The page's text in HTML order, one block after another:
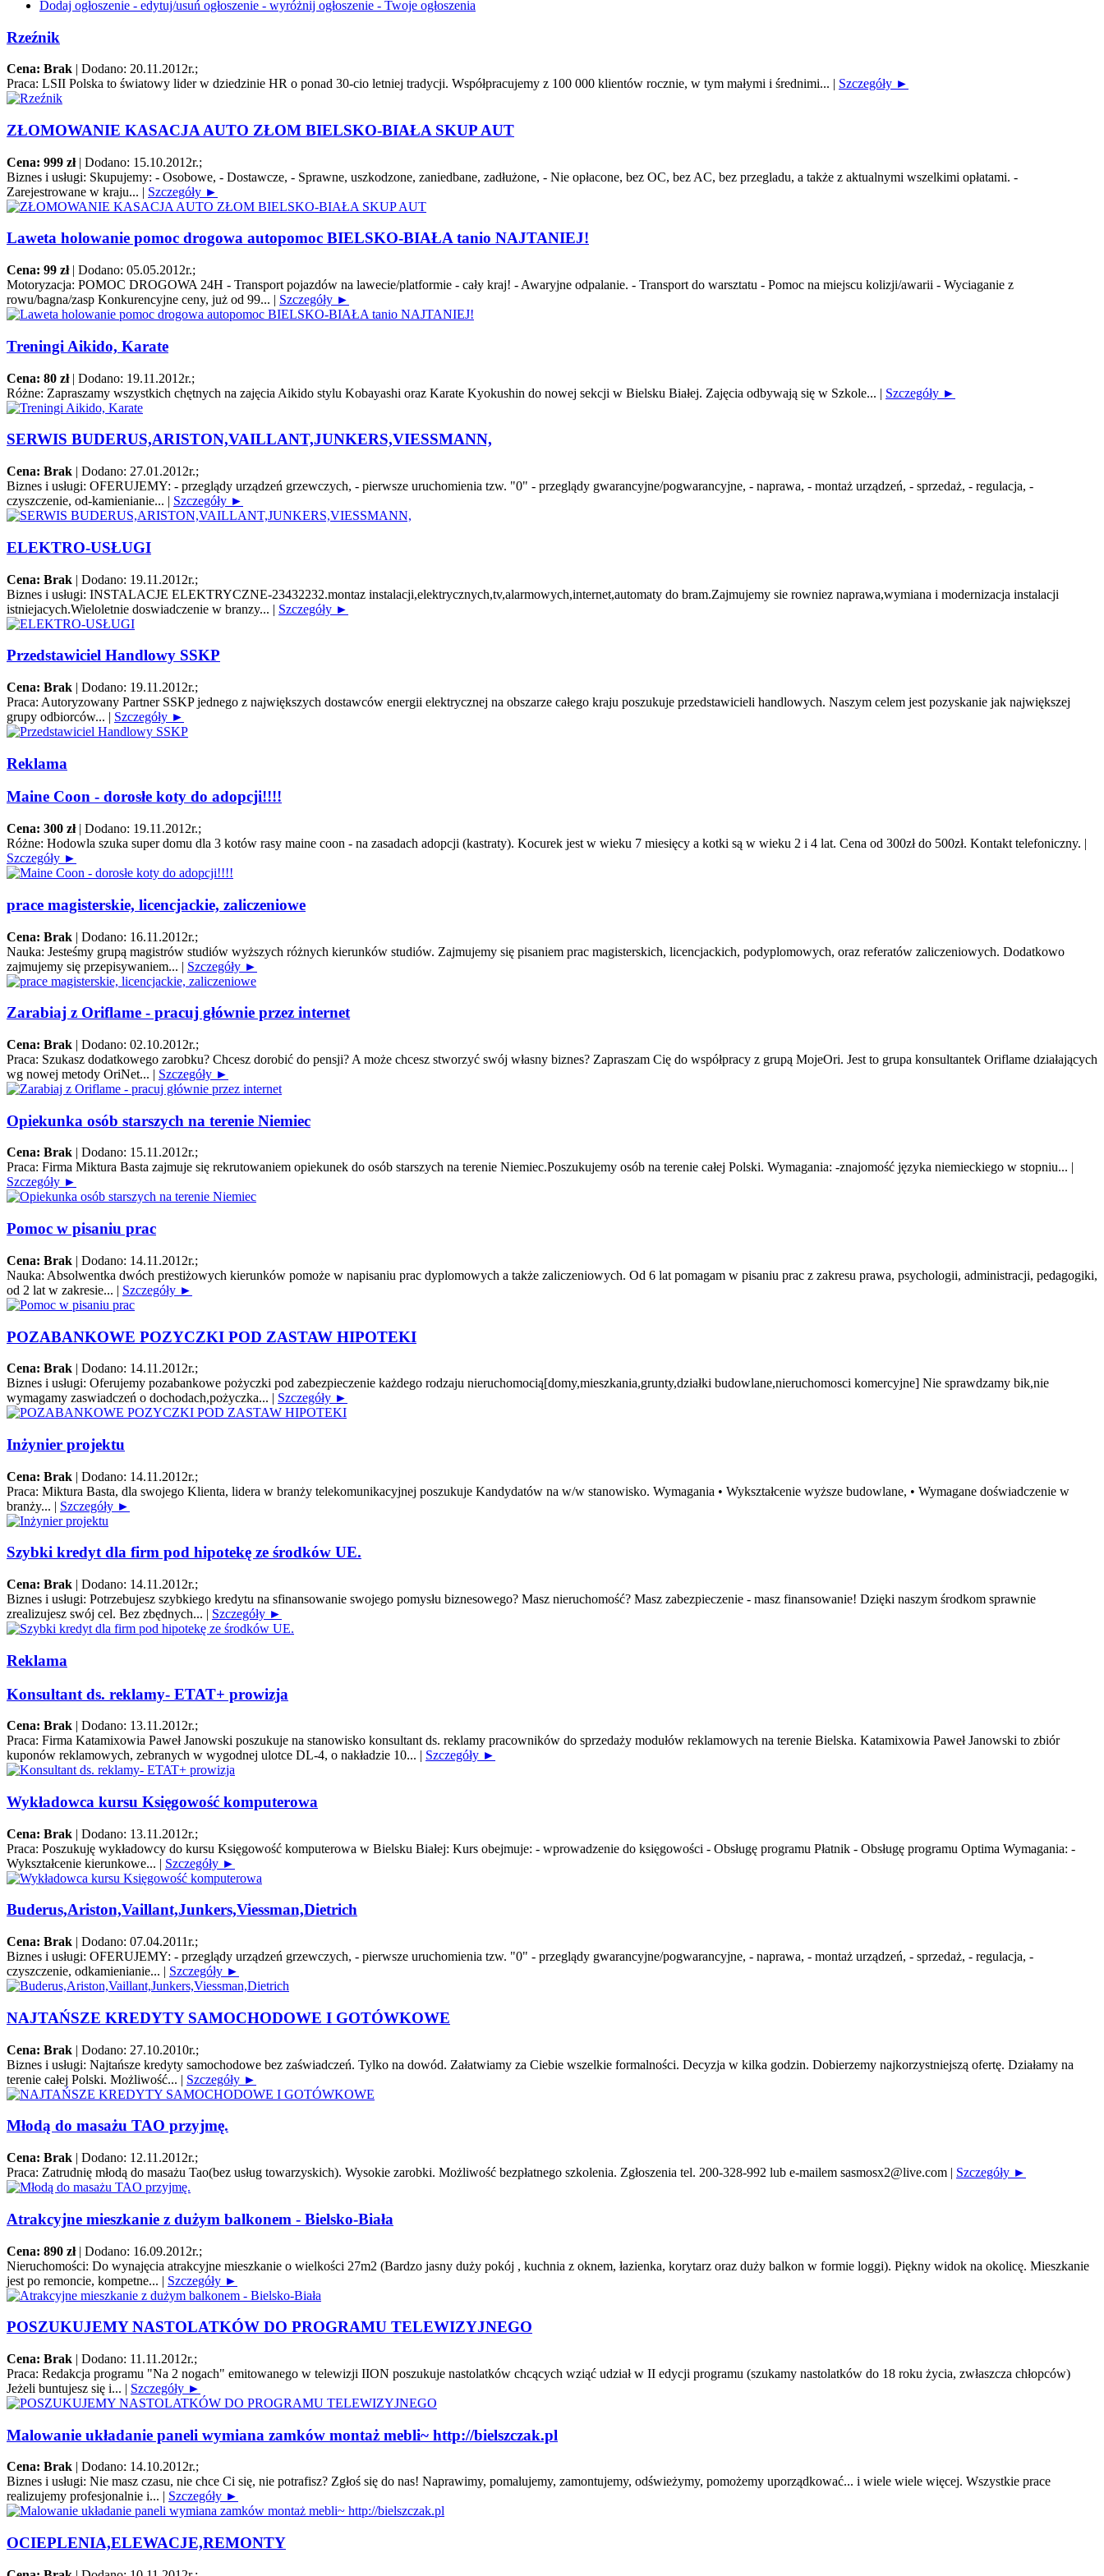
Dodaj ogłoszenie - edytuj/usuń ogłoszenie - wyróżnij ogłoszenie - Twoje ogłoszenia
Rzeźnik
Cena: Brak | Dodano: 20.11.2012r.;
Praca: LSII Polska to światowy lider w dziedzinie HR o ponad 30-cio letniej tradycji. Współpracujemy z 100 000 klientów rocznie, w tym małymi i średnimi... | Szczegóły ►
ZŁOMOWANIE KASACJA AUTO ZŁOM BIELSKO-BIAŁA SKUP AUT
Cena: 999 zł | Dodano: 15.10.2012r.;
Biznes i usługi: Skupujemy: - Osobowe, - Dostawcze, - Sprawne, uszkodzone, zaniedbane, zadłużone, - Nie opłacone, bez OC, bez AC, bez przegladu, a także z aktualnymi wszelkimi opłatami. -
Zarejestrowane w kraju... | Szczegóły ►
Laweta holowanie pomoc drogowa autopomoc BIELSKO-BIAŁA tanio NAJTANIEJ!
Cena: 99 zł | Dodano: 05.05.2012r.;
Motoryzacja: POMOC DROGOWA 24H - Transport pojazdów na lawecie/platformie - cały kraj! - Awaryjne odpalanie. - Transport do warsztatu - Pomoc na miejscu kolizji/awarii - Wyciaganie z
rowu/bagna/zasp Konkurencyjne ceny, już od 99... | Szczegóły ►
Treningi Aikido, Karate
Cena: 80 zł | Dodano: 19.11.2012r.;
Różne: Zapraszamy wszystkich chętnych na zajęcia Aikido stylu Kobayashi oraz Karate Kyokushin do nowej sekcji w Bielsku Białej. Zajęcia odbywają się w Szkole... | Szczegóły ►
SERWIS BUDERUS,ARISTON,VAILLANT,JUNKERS,VIESSMANN,
Cena: Brak | Dodano: 27.01.2012r.;
Biznes i usługi: OFERUJEMY: - przeglądy urządzeń grzewczych, - pierwsze uruchomienia tzw. "0" - przeglądy gwarancyjne/pogwarancyjne, - naprawa, - montaż urządzeń, - sprzedaż, - regulacja, -
czyszczenie, od-kamienianie... | Szczegóły ►
ELEKTRO-USŁUGI
Cena: Brak | Dodano: 19.11.2012r.;
Biznes i usługi: INSTALACJE ELEKTRYCZNE-23432232.montaz instalacji,elektrycznych,tv,alarmowych,internet,automaty do bram.Zajmujemy sie rowniez naprawa,wymiana i modernizacja instalacji
istniejacych.Wieloletnie doswiadczenie w branzy... | Szczegóły ►
Przedstawiciel Handlowy SSKP
Cena: Brak | Dodano: 19.11.2012r.;
Praca: Autoryzowany Partner SSKP jednego z największych dostawców energii elektrycznej na obszarze całego kraju poszukuje przedstawicieli handlowych. Naszym celem jest pozyskanie jak największej
grupy odbiorców... | Szczegóły ►
Reklama
Maine Coon - dorosłe koty do adopcji!!!!
Cena: 300 zł | Dodano: 19.11.2012r.;
Różne: Hodowla szuka super domu dla 3 kotów rasy maine coon - na zasadach adopcji (kastraty). Kocurek jest w wieku 7 miesięcy a kotki są w wieku 2 i 4 lat. Cena od 300zł do 500zł. Kontakt telefoniczny. |
Szczegóły ►
prace magisterskie, licencjackie, zaliczeniowe
Cena: Brak | Dodano: 16.11.2012r.;
Nauka: Jesteśmy grupą magistrów studiów wyższych różnych kierunków studiów. Zajmujemy się pisaniem prac magisterskich, licencjackich, podyplomowych, oraz referatów zaliczeniowych. Dodatkowo
zajmujemy się przepisywaniem... | Szczegóły ►
Zarabiaj z Oriflame - pracuj głównie przez internet
Cena: Brak | Dodano: 02.10.2012r.;
Praca: Szukasz dodatkowego zarobku? Chcesz dorobić do pensji? A może chcesz stworzyć swój własny biznes? Zapraszam Cię do współpracy z grupą MojeOri. Jest to grupa konsultantek Oriflame działających
wg nowej metody OriNet... | Szczegóły ►
Opiekunka osób starszych na terenie Niemiec
Cena: Brak | Dodano: 15.11.2012r.;
Praca: Firma Miktura Basta zajmuje się rekrutowaniem opiekunek do osób starszych na terenie Niemiec.Poszukujemy osób na terenie całej Polski. Wymagania: -znajomość języka niemieckiego w stopniu... |
Szczegóły ►
Pomoc w pisaniu prac
Cena: Brak | Dodano: 14.11.2012r.;
Nauka: Absolwentka dwóch prestiżowych kierunków pomoże w napisaniu prac dyplomowych a także zaliczeniowych. Od 6 lat pomagam w pisaniu prac z zakresu prawa, psychologii, administracji, pedagogiki,
od 2 lat w zakresie... | Szczegóły ►
POZABANKOWE POZYCZKI POD ZASTAW HIPOTEKI
Cena: Brak | Dodano: 14.11.2012r.;
Biznes i usługi: Oferujemy pozabankowe pożyczki pod zabezpieczenie każdego rodzaju nieruchomocią[domy,mieszkania,grunty,działki budowlane,nieruchomosci komercyjne] Nie sprawdzamy bik,nie
wymagamy zaswiadczeń o dochodach,pożyczka... | Szczegóły ►
Inżynier projektu
Cena: Brak | Dodano: 14.11.2012r.;
Praca: Miktura Basta, dla swojego Klienta, lidera w branży telekomunikacyjnej poszukuje Kandydatów na w/w stanowisko. Wymagania • Wykształcenie wyższe budowlane, • Wymagane doświadczenie w
branży... | Szczegóły ►
Szybki kredyt dla firm pod hipotekę ze środków UE.
Cena: Brak | Dodano: 14.11.2012r.;
Biznes i usługi: Potrzebujesz szybkiego kredytu na sfinansowanie swojego pomysłu biznesowego? Masz nieruchomość? Masz zabezpieczenie - masz finansowanie! Dzięki naszym środkom sprawnie
zrealizujesz swój cel. Bez zbędnych... | Szczegóły ►
Reklama
Konsultant ds. reklamy- ETAT+ prowizja
Cena: Brak | Dodano: 13.11.2012r.;
Praca: Firma Katamixowia Paweł Janowski poszukuje na stanowisko konsultant ds. reklamy pracowników do sprzedaży modułów reklamowych na terenie Bielska. Katamixowia Paweł Janowski to zbiór
kuponów reklamowych, zebranych w wygodnej ulotce DL-4, o nakładzie 10... | Szczegóły ►
Wykładowca kursu Księgowość komputerowa
Cena: Brak | Dodano: 13.11.2012r.;
Praca: Poszukuję wykładowcy do kursu Księgowość komputerowa w Bielsku Białej: Kurs obejmuje: - wprowadzenie do księgowości - Obsługę programu Płatnik - Obsługę programu Optima Wymagania: -
Wykształcenie kierunkowe... | Szczegóły ►
Buderus,Ariston,Vaillant,Junkers,Viessman,Dietrich
Cena: Brak | Dodano: 07.04.2011r.;
Biznes i usługi: OFERUJEMY: - przeglądy urządzeń grzewczych, - pierwsze uruchomienia tzw. "0" - przeglądy gwarancyjne/pogwarancyjne, - naprawa, - montaż urządzeń, - sprzedaż, - regulacja, -
czyszczenie, odkamienianie... | Szczegóły ►
NAJTAŃSZE KREDYTY SAMOCHODOWE I GOTÓWKOWE
Cena: Brak | Dodano: 27.10.2010r.;
Biznes i usługi: Najtańsze kredyty samochodowe bez zaświadczeń. Tylko na dowód. Załatwiamy za Ciebie wszelkie formalności. Decyzja w kilka godzin. Dobierzemy najkorzystniejszą ofertę. Działamy na
terenie całej Polski. Możliwość... | Szczegóły ►
Młodą do masażu TAO przyjmę.
Cena: Brak | Dodano: 12.11.2012r.;
Praca: Zatrudnię młodą do masażu Tao(bez usług towarzyskich). Wysokie zarobki. Możliwość bezpłatnego szkolenia. Zgłoszenia tel. 200-328-992 lub e-mailem sasmosx2@live.com | Szczegóły ►
Atrakcyjne mieszkanie z dużym balkonem - Bielsko-Biała
Cena: 890 zł | Dodano: 16.09.2012r.;
Nieruchomości: Do wynajęcia atrakcyjne mieszkanie o wielkości 27m2 (Bardzo jasny duży pokój , kuchnia z oknem, łazienka, korytarz oraz duży balkon w formie loggi). Piękny widok na okolicę. Mieszkanie
jest po remoncie, kompetne... | Szczegóły ►
POSZUKUJEMY NASTOLATKÓW DO PROGRAMU TELEWIZYJNEGO
Cena: Brak | Dodano: 11.11.2012r.;
Praca: Redakcja programu "Na 2 nogach" emitowanego w telewizji IION poszukuje nastolatków chcących wziąć udział w II edycji programu (szukamy nastolatków do 18 roku życia, zwłaszcza chłopców)
Jeżeli buntujesz się i... | Szczegóły ►
Malowanie układanie paneli wymiana zamków montaż mebli~ http://bielszczak.pl
Cena: Brak | Dodano: 14.10.2012r.;
Biznes i usługi: Nie masz czasu, nie chce Ci się, nie potrafisz? Zgłoś się do nas! Naprawimy, pomalujemy, zamontujemy, odświeżymy, pomożemy uporządkować... i wiele wiele więcej. Wszystkie prace
realizujemy profesjonalnie i... | Szczegóły ►
OCIEPLENIA,ELEWACJE,REMONTY